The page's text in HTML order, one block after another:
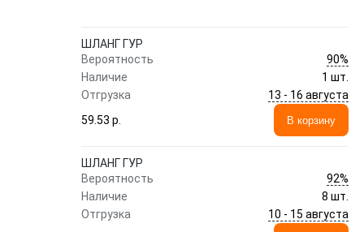
ШЛАНГ ГУР
Вероятность
90%
Наличие
1 шт.
Отгрузка
13 - 16 августа
59.53 p.
В корзину
ШЛАНГ ГУР
Вероятность
92%
Наличие
8 шт.
Отгрузка
10 - 15 августа